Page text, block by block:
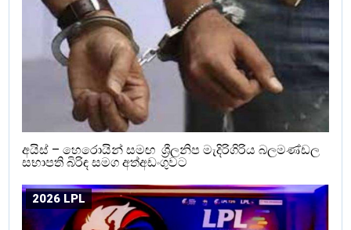
අයිස් – හෙරොයින් සමඟ ශ්‍රීලනිප මැදිරිගිරිය බලමණ්ඩල
සභාපති බිරිඳ සමග අත්අඩංගුවට
2026 LPL